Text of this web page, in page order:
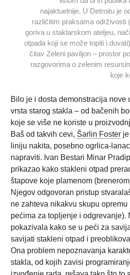
najaktuelnije. U Detroitu je
različitim praksama održivosti
goriva u staklarskom ateljeu,
otpada koji se može topiti i
čitav Zeleni paviljon – prostor
razgovorima o zelenim
koje
Bilo je i dosta demonstracija nove
vrsta starog stakla – od bačenih
koje se više ne koriste u
Baš od takvih cevi, Šarlin Foster
liniju nakita, posebno ogrlica-
napraviti. Ivan Bestari Minar
prikazao kako stakleni otpad
štapove koje plamenom
Njegov odgovoran pristup
ne zahteva nikakvu skupu opremu
pećima za topljenje i odgrevanje).
pokazivala kako se u peći za
savijati stakleni otpad i
Ona problem nepoznavanja
stakla, od kojih zavisi